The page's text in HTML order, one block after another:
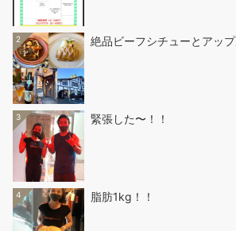
2 絶品ビーフシチューとアッ
3 緊張した〜！！
4 脂肪1kg！！